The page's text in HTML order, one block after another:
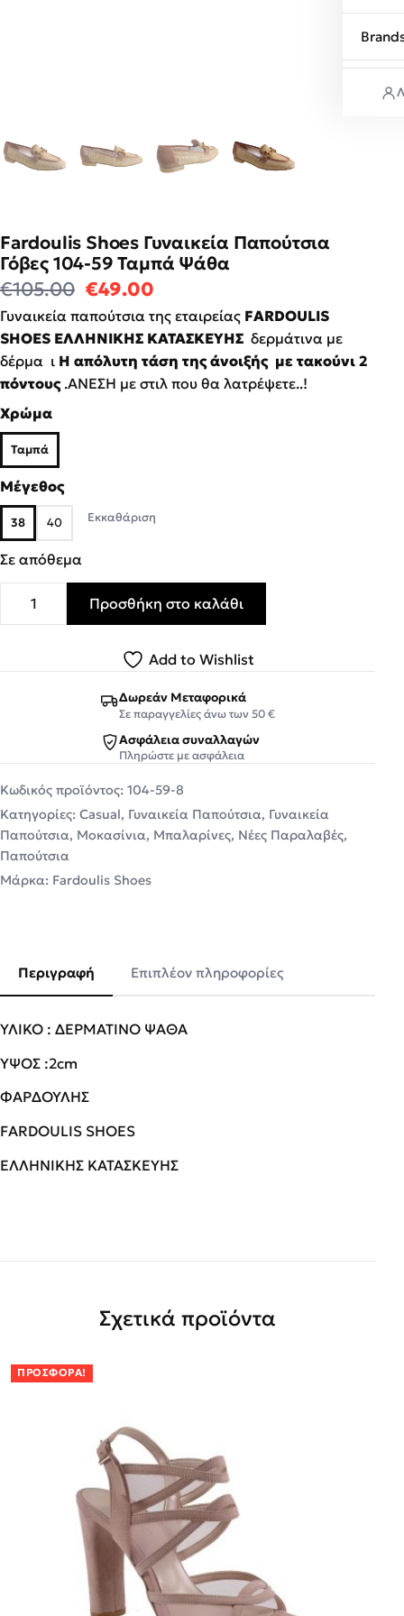
Fardoulis Shoes Γυναικεία Παπούτσια
Γόβες 104-59 Ταμπά Ψάθα
€105.00 Original price was: €105.00.
€49.00
Γυναικεία παπούτσια της εταιρείας FARDΟULIS
SHOES ΕΛΛΗΝΙΚΗΣ ΚΑΤΑΣΚΕΥΗΣ δερμάτινα με
δέρμα ι H απόλυτη τάση της άνοιξής με τακούνι 2
πόντους .ΆΝΕΣΗ με στιλ που θα λατρέψετε..!
Χρώμα
Ταμπά
Μέγεθος
38 40 Εκκαθάριση
Σε απόθεμα
Fardoulis Shoes Γυναικεία Παπούτσια Γόβες 104-59
Προσθήκη στο καλάθι
Add to Wishlist
Δωρεάν Μεταφορικά
Σε παραγγελίες άνω των 50 €
Ασφάλεια συναλλαγών
Πληρώστε με ασφάλεια
Κωδικός προϊόντος: 104-59-8
Κατηγορίες: Casual, Γυναικεία Παπούτσια, Γυναικεία
Παπούτσια, Μοκασίνια, Μπαλαρίνες, Νέες Παραλαβές,
Παπούτσια
Μάρκα: Fardoulis Shoes
Περιγραφή Επιπλέον πληροφορίες
ΥΛΙΚΟ : ΔΕΡΜΑΤΙΝΟ ΨΑΘΑ
ΥΨΟΣ :2cm
ΦΑΡΔΟΥΛΗΣ
FARDOULIS SHOES
ΕΛΛΗΝΙΚΗΣ ΚΑΤΑΣΚΕΥΗΣ
Σχετικά προϊόντα
ΠΡΟΣΦΟΡΆ!